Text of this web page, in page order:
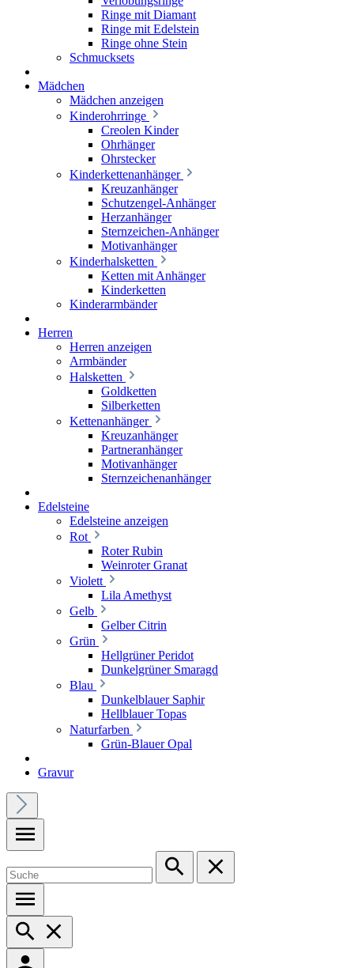
Ringe mit Diamant
Ringe mit Edelstein
Ringe ohne Stein
Schmucksets
Mädchen
Mädchen anzeigen
Kinderohrringe
Creolen Kinder
Ohrhänger
Ohrstecker
Kinderkettenanhänger
Kreuzanhänger
Schutzengel-Anhänger
Herzanhänger
Sternzeichen-Anhänger
Motivanhänger
Kinderhalsketten
Ketten mit Anhänger
Kinderketten
Kinderarmbänder
Herren
Herren anzeigen
Armbänder
Halsketten
Goldketten
Silberketten
Kettenanhänger
Kreuzanhänger
Partneranhänger
Motivanhänger
Sternzeichenanhänger
Edelsteine
Edelsteine anzeigen
Rot
Roter Rubin
Weinroter Granat
Violett
Lila Amethyst
Gelb
Gelber Citrin
Grün
Hellgrüner Peridot
Dunkelgrüner Smaragd
Blau
Dunkelblauer Saphir
Hellblauer Topas
Naturfarben
Grün-Blauer Opal
Gravur